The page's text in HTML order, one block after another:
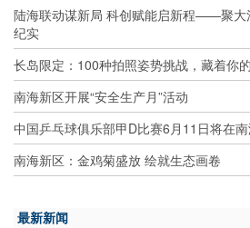
陆海联动谋新局 科创赋能启新程——聚大
纪实
长岛限定：100种拍照姿势挑战，藏着你
南海新区开展“安全生产月”活动
中国乒乓球俱乐部甲D比赛6月11日将在
南海新区：金鸡菊盛放 绘就生态画卷
最新新闻